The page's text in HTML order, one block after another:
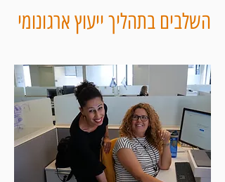
השלבים בתהליך ייעוץ ארגונומי